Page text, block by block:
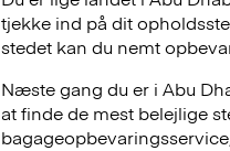
tjekke ind på dit
stedet kan du nemt
Næste gang du er i Abu
at finde de mest belejlige